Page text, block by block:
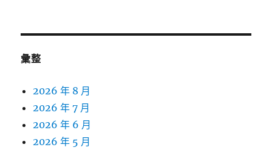
彙整
2026 年 8 月
2026 年 7 月
2026 年 6 月
2026 年 5 月